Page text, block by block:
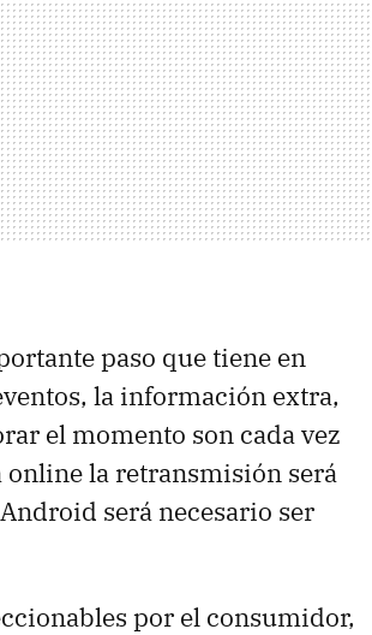
paso que tiene en
la información extra,
el momento son cada vez
online la retransmisión será
será necesario ser
por el consumidor,